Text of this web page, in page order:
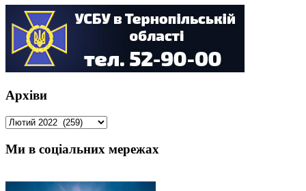
Архіви
Архіви
Ми в соціальних мережах